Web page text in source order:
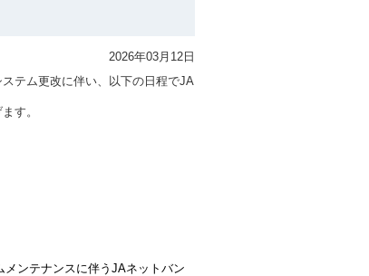
2026年03月12日
テム更改に伴い、以下の日程でJA
す。
メンテナンスに伴うJAネットバン